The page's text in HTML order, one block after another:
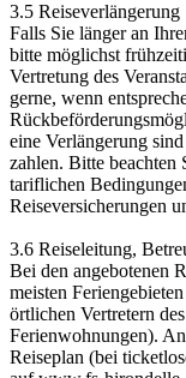
3.5 Reiseverlängerung
Falls Sie länger an
bitte möglichst
Vertretung des
gerne, wenn
eine Verlängerung
zahlen. Bitte beachten
tariflichen
Reiseversicherungen
3.6 Reiseleitung,
Bei den angebotenen
meisten
örtlichen Vertretern
Ferienwohnungen).
Reiseplan (bei